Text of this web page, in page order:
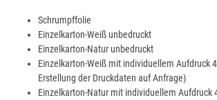
Schrumpffolie
Einzelkarton-Weiß unbedruckt
Einzelkarton-Natur unbedruckt
Einzelkarton-Weiß mit individuellem Aufdruck
Erstellung der Druckdaten auf Anfrage)
Einzelkarton-Natur mit individuellem Aufdruck